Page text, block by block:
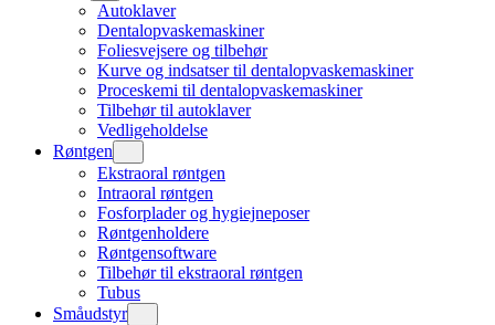
Autoklaver
Dentalopvaskemaskiner
Foliesvejsere og tilbehør
Kurve og indsatser til dentalopvaskemaskiner
Proceskemi til dentalopvaskemaskiner
Tilbehør til autoklaver
Vedligeholdelse
Røntgen
Ekstraoral røntgen
Intraoral røntgen
Fosforplader og hygiejneposer
Røntgenholdere
Røntgensoftware
Tilbehør til ekstraoral røntgen
Tubus
Småudstyr